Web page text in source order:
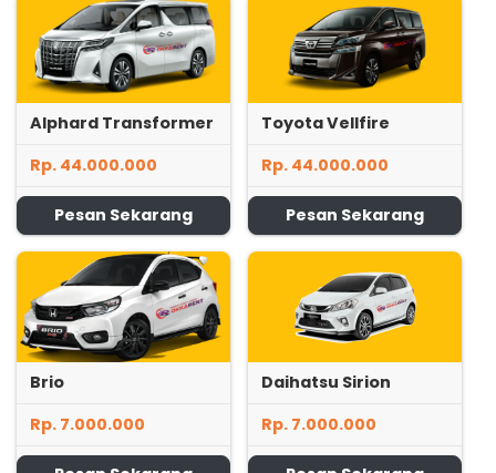
Alphard Transformer
Rp. 44.000.000
Pesan Sekarang
Toyota Vellfire
Rp. 44.000.000
Pesan Sekarang
Brio
Rp. 7.000.000
Daihatsu Sirion
Rp. 7.000.000